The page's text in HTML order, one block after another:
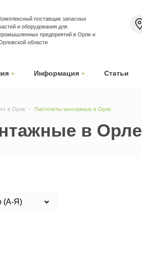
Информация Статьи
поставщик запасных
и оборудования для
предприятий в Орле и
области
в Орле Пистолеты монтажные в Орле
в Орле